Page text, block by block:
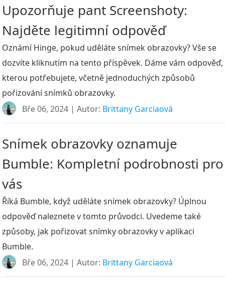
Upozorňuje pant Screenshoty:
Najděte legitimní odpověď
Oznámí Hinge, pokud uděláte snímek obrazovky? Vše se
dozvíte kliknutím na tento příspěvek. Dáme vám odpověď,
kterou potřebujete, včetně jednoduchých způsobů
pořizování snímků obrazovky.
Bře 06, 2024 | Autor: Brittany Garciaová
Snímek obrazovky oznamuje
Bumble: Kompletní podrobnosti pro
vás
Říká Bumble, když uděláte snímek obrazovky? Úplnou
odpověď naleznete v tomto průvodci. Uvedeme také
způsoby, jak pořizovat snímky obrazovky v aplikaci
Bumble.
Bře 06, 2024 | Autor: Brittany Garciaová